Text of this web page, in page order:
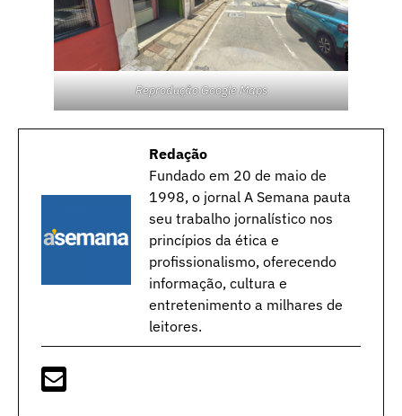
Reprodução Google Maps
Redação
Fundado em 20 de maio de
1998, o jornal A Semana pauta
seu trabalho jornalístico nos
princípios da ética e
profissionalismo, oferecendo
informação, cultura e
entretenimento a milhares de
leitores.